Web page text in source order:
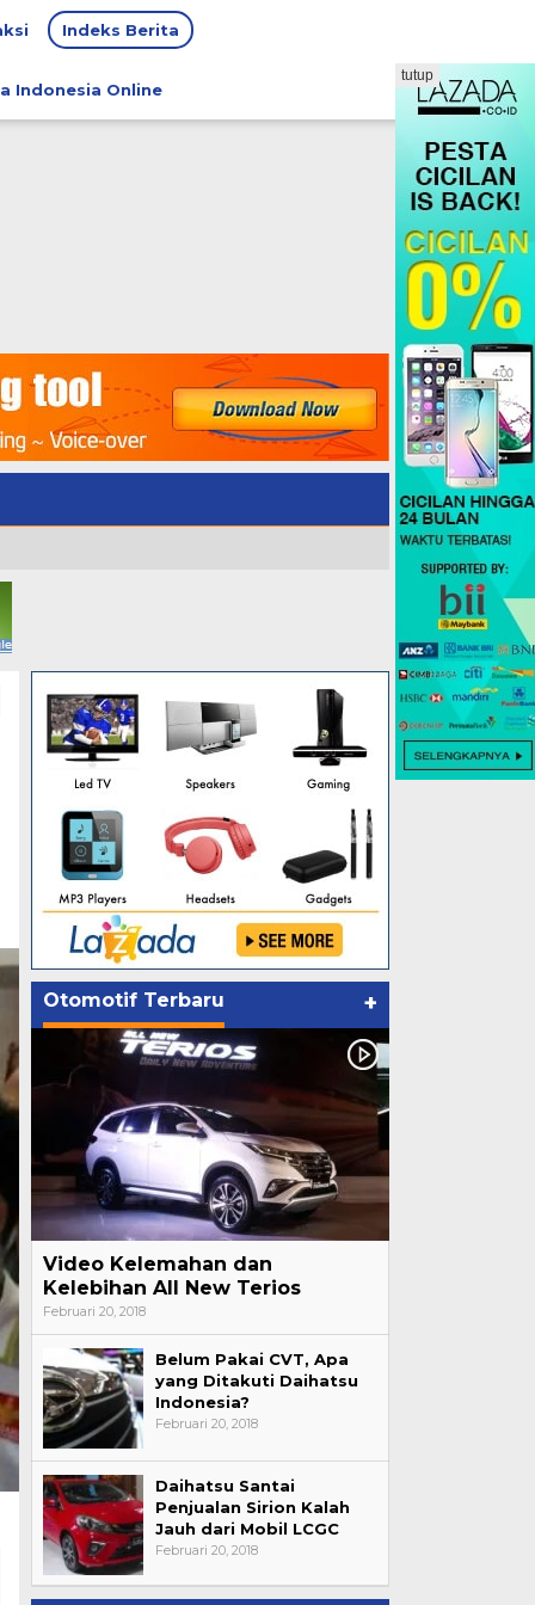
Indeks Berita
Indonesia Online
tutup
Otomotif Terbaru +
Video Kelemahan dan
Kelebihan All New Terios
Februari 20, 2018
Belum Pakai CVT, Apa
yang Ditakuti Daihatsu
Indonesia?
Februari 20, 2018
Daihatsu Santai
Penjualan Sirion Kalah
Jauh dari Mobil LCGC
Februari 20, 2018